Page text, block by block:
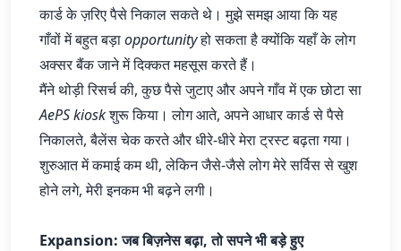
कार्ड के ज़रिए पैसे निकाल सकते थे। मुझे समझ आया कि यह
गाँवों में बहुत बड़ाopportunityहो सकता है क्योंकि यहाँ के लोग
अक्सर बैंक जाने में दिक्कत महसूस करते हैं।
मैंने थोड़ी रिसर्च की, कुछ पैसे जुटाए और अपने गाँव में एक छोटा सा
AePS kioskशुरू किया। लोग आते, अपने आधार कार्ड से पैसे
निकालते, बैलेंस चेक करते और धीरे-धीरे मेरा ट्रस्ट बढ़ता गया।
शुरुआत में कमाई कम थी, लेकिन जैसे-जैसे लोग मेरे सर्विस से खुश
होने लगे, मेरी इनकम भी बढ़ने लगी।
Expansion: जब बिज़नेस बढ़ा, तो सपने भी बड़े हुए